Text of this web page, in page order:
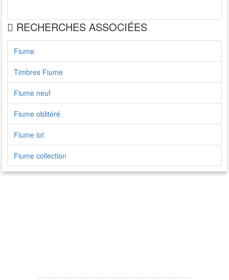
RECHERCHES ASSOCIÉES
Fiume
Timbres Fiume
Fiume neuf
Fiume oblitéré
Fiume lot
Fiume collection